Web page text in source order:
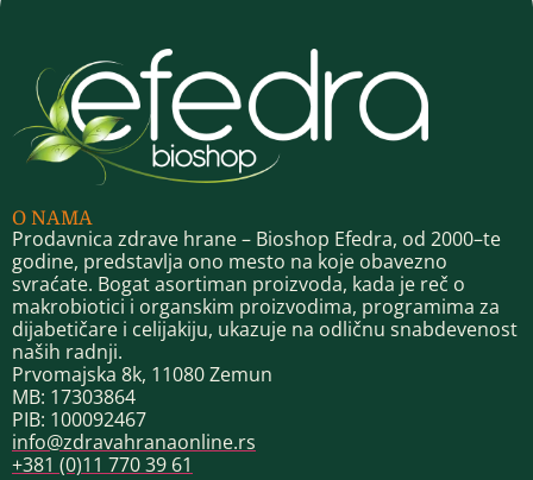
O NAMA
Prodavnica zdrave hrane – Bioshop Efedra, od 2000–te
godine, predstavlja ono mesto na koje obavezno
svraćate. Bogat asortiman proizvoda, kada je reč o
makrobiotici i organskim proizvodima, programima za
dijabetičare i celijakiju, ukazuje na odličnu snabdevenost
naših radnji.
Prvomajska 8k, 11080 Zemun
MB: 17303864
PIB: 100092467
info@zdravahranaonline.rs
+381 (0)11 770 39 61